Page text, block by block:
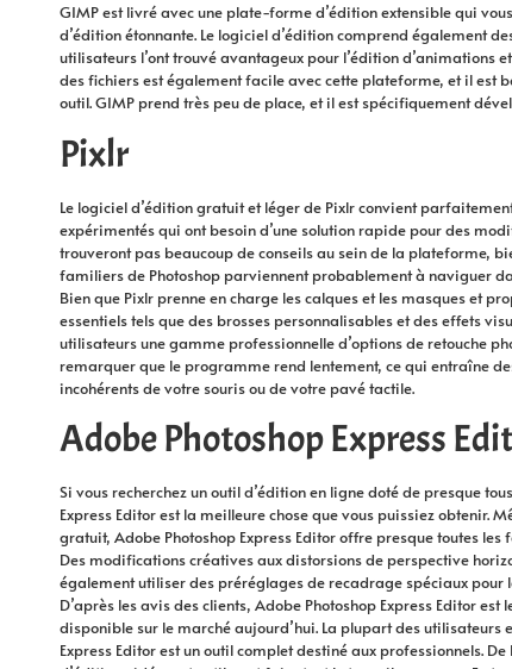
GIMP est livré avec une plate-forme d’édition extensible qui
d’édition étonnante. Le logiciel d’édition comprend également
utilisateurs l’ont trouvé avantageux pour l’édition d’animations
des fichiers est également facile avec cette plateforme, et il est
outil. GIMP prend très peu de place, et il est spécifiquement
Pixlr
Le logiciel d’édition gratuit et léger de Pixlr convient
expérimentés qui ont besoin d’une solution rapide pour des
trouveront pas beaucoup de conseils au sein de la plateforme,
familiers de Photoshop parviennent probablement à naviguer
Bien que Pixlr prenne en charge les calques et les masques et
essentiels tels que des brosses personnalisables et des effets
utilisateurs une gamme professionnelle d’options de retouche
remarquer que le programme rend lentement, ce qui entraîne
incohérents de votre souris ou de votre pavé tactile.
Adobe Photoshop Express
Si vous recherchez un outil d’édition en ligne doté de presque
Express Editor est la meilleure chose que vous puissiez obtenir.
gratuit, Adobe Photoshop Express Editor offre presque toutes les
Des modifications créatives aux distorsions de perspective
également utiliser des préréglages de recadrage spéciaux pour
D’après les avis des clients, Adobe Photoshop Express Editor
disponible sur le marché aujourd’hui. La plupart des utilisateurs
Express Editor est un outil complet destiné aux professionnels.